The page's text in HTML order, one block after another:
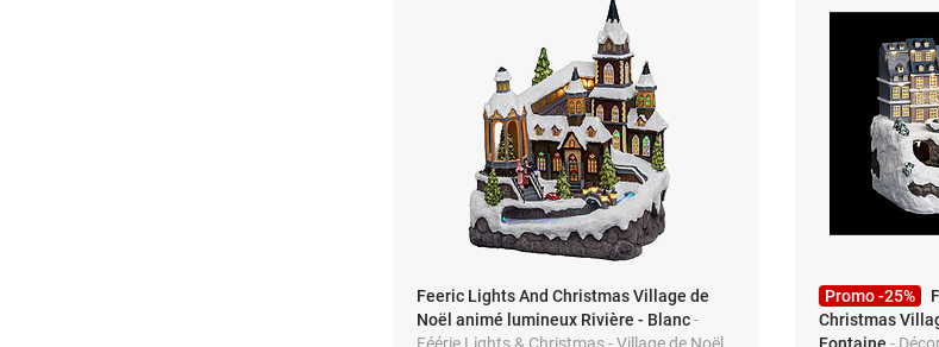
Feeric Lights And Christmas Village de
Noël animé lumineux Rivière - Blanc-
Promo -25%
Christmas